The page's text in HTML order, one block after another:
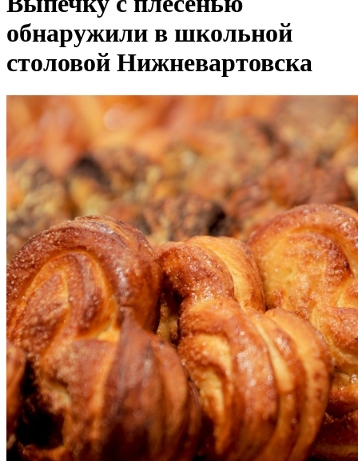
обнаружили в школьной
столовой Нижневартовска